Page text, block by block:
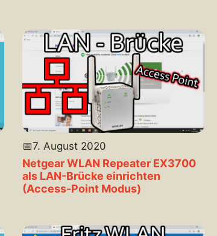
📅7. August 2020
Netgear WLAN Repeater EX3700
als LAN-Brücke einrichten
(Access-Point Modus)